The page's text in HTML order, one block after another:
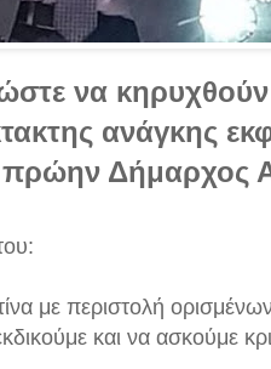
να κηρυχθούν
ανάγκης
πρώην Δήμαρχος
με περιστολή
και να ασκούμε